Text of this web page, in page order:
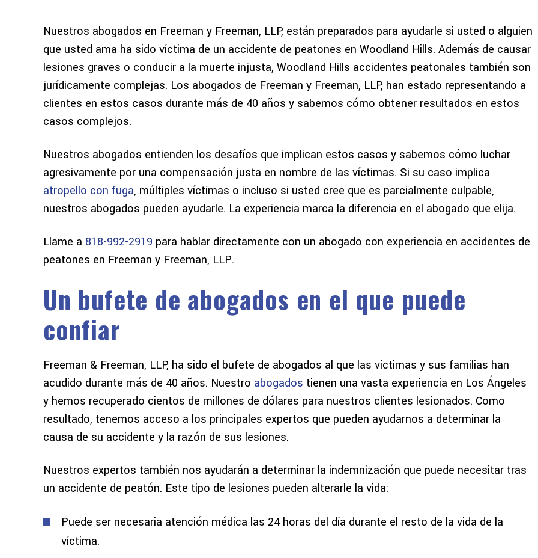
Nuestros abogados en Freeman y Freeman, LLP, están preparados para ayudarle si usted o alguien
que usted ama ha sido víctima de un accidente de peatones en Woodland Hills. Además de causar
lesiones graves o conducir a la muerte injusta, Woodland Hills accidentes peatonales también son
jurídicamente complejas. Los abogados de Freeman y Freeman, LLP, han estado representando a
clientes en estos casos durante más de 40 años y sabemos cómo obtener resultados en estos
casos complejos.
Nuestros abogados entienden los desafíos que implican estos casos y sabemos cómo luchar
agresivamente por una compensación justa en nombre de las víctimas. Si su caso implica
atropello con fuga, múltiples víctimas o incluso si usted cree que es parcialmente culpable,
nuestros abogados pueden ayudarle. La experiencia marca la diferencia en el abogado que elija.
Llame a 818-992-2919 para hablar directamente con un abogado con experiencia en accidentes de
peatones en Freeman y Freeman, LLP.
Un bufete de abogados en el que puede
confiar
Freeman & Freeman, LLP, ha sido el bufete de abogados al que las víctimas y sus familias han
acudido durante más de 40 años. Nuestro abogados tienen una vasta experiencia en Los Ángeles
y hemos recuperado cientos de millones de dólares para nuestros clientes lesionados. Como
resultado, tenemos acceso a los principales expertos que pueden ayudarnos a determinar la
causa de su accidente y la razón de sus lesiones.
Nuestros expertos también nos ayudarán a determinar la indemnización que puede necesitar tras
un accidente de peatón. Este tipo de lesiones pueden alterarle la vida:
Puede ser necesaria atención médica las 24 horas del día durante el resto de la vida de la
víctima.
Hace casi un año tuve mi primer
tantas historias de horror sobre
procedimientos judiciales que
llevaban años, con abogados y
compañías de seguros arrastrando
a la gente por el barro...
NOELLE W
Me encantaría dar las gracias a este
estaba seguro en lo que me estaba
metiendo pero hicieron el proceso
CHRIS A
hasta el final me sentí que
priorizado y se centró en.
GILBERT D